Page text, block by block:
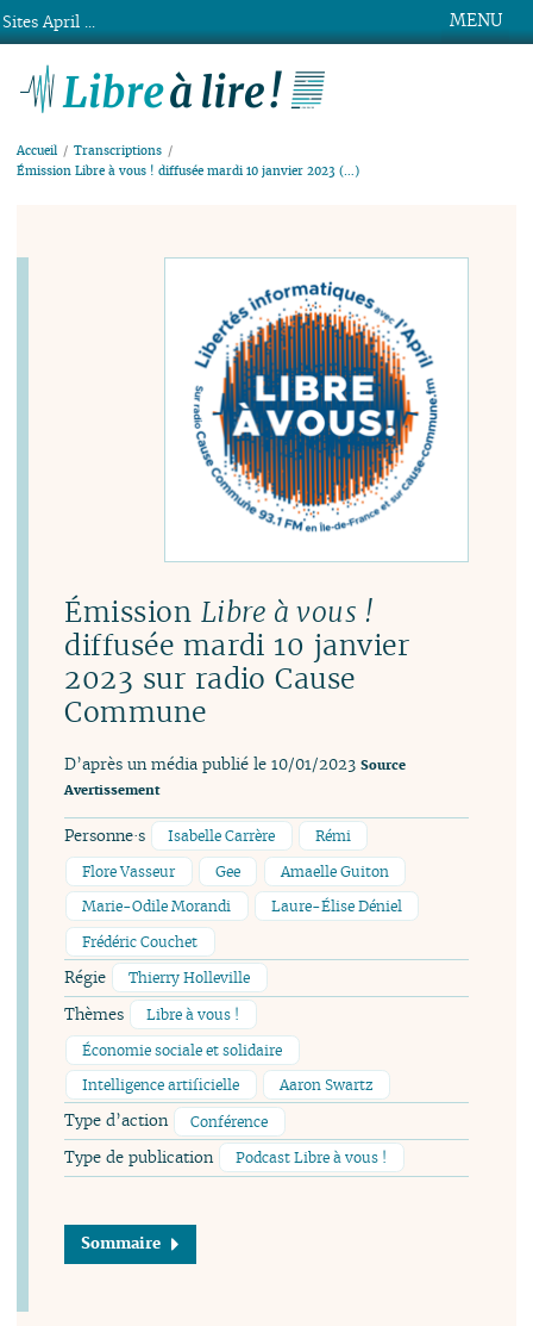
MENU
Accueil
Transcriptions
Émission Libre à vous ! diffusée mardi 10 janvier 2023 (…)
Émission Libre à vous !
diffusée mardi 10 janvier
2023 sur radio Cause
Commune
D’après un média publié le 10/01/2023 Source
Avertissement
Personne·s Isabelle Carrère
Rémi
Flore Vasseur
Gee
Amaelle Guiton
Marie-Odile Morandi
Laure-Élise Déniel
Frédéric Couchet
Régie Thierry Holleville
Thèmes
Libre à vous !
Économie sociale et solidaire
Intelligence artificielle
Aaron Swartz
Type d’action Conférence
Type de publication Podcast Libre à vous !
Sommaire
Sites April ...